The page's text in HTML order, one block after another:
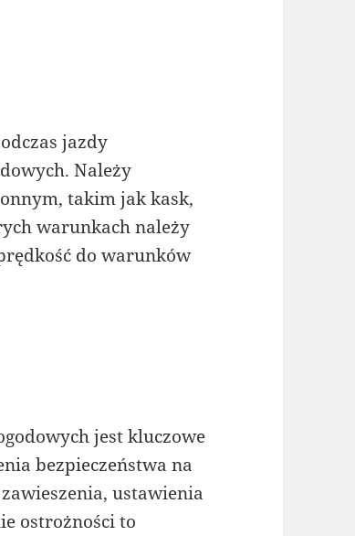
jazdy
Należy
takim jak kask,
warunkach należy
do warunków
jest kluczowe
bezpieczeństwa na
ustawienia
ostrożności to